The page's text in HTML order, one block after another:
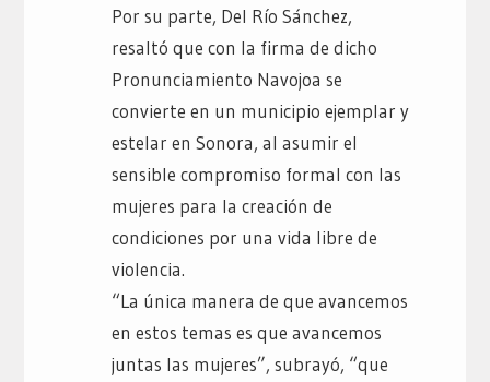
Por su parte, Del Río Sánchez,
resaltó que con la firma de dicho
Pronunciamiento Navojoa se
convierte en un municipio ejemplar y
estelar en Sonora, al asumir el
sensible compromiso formal con las
mujeres para la creación de
condiciones por una vida libre de
violencia.
“La única manera de que avancemos
en estos temas es que avancemos
juntas las mujeres”, subrayó, “que